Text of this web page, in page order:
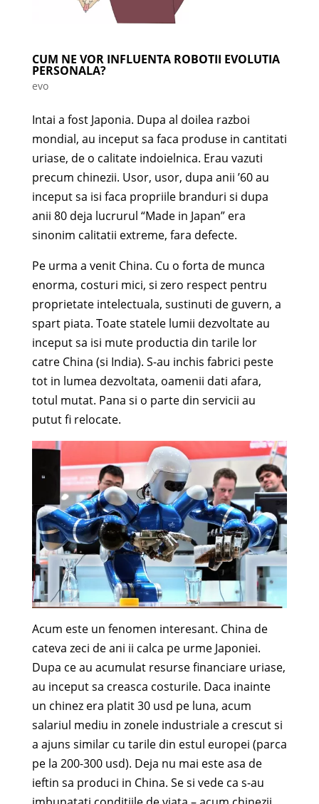
CUM NE VOR INFLUENTA ROBOTII EVOLUTIA
PERSONALA?
evo
Intai a fost Japonia. Dupa al doilea razboi
mondial, au inceput sa faca produse in cantitati
uriase, de o calitate indoielnica. Erau vazuti
precum chinezii. Usor, usor, dupa anii ’60 au
inceput sa isi faca propriile branduri si dupa
anii 80 deja lucrurul “Made in Japan” era
sinonim calitatii extreme, fara defecte.
Pe urma a venit China. Cu o forta de munca
enorma, costuri mici, si zero respect pentru
proprietate intelectuala, sustinuti de guvern, a
spart piata. Toate statele lumii dezvoltate au
inceput sa isi mute productia din tarile lor
catre China (si India). S-au inchis fabrici peste
tot in lumea dezvoltata, oamenii dati afara,
totul mutat. Pana si o parte din servicii au
putut fi relocate.
Acum este un fenomen interesant. China de
cateva zeci de ani ii calca pe urme Japoniei.
Dupa ce au acumulat resurse financiare uriase,
au inceput sa creasca costurile. Daca inainte
un chinez era platit 30 usd pe luna, acum
salariul mediu in zonele industriale a crescut si
a ajuns similar cu tarile din estul europei (parca
pe la 200-300 usd). Deja nu mai este asa de
ieftin sa produci in China. Se si vede ca s-au